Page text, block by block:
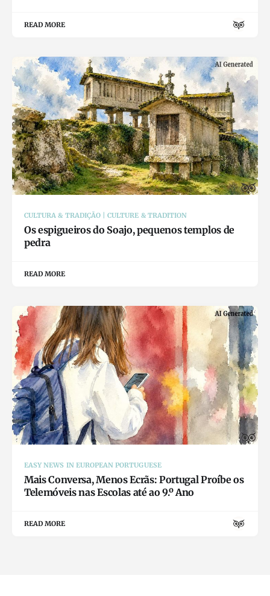
READ MORE
CULTURA & TRADIÇÃO | CULTURE & TRADITION
Os espigueiros do Soajo, pequenos templos de
pedra
READ MORE
EASY NEWS IN EUROPEAN PORTUGUESE
Mais Conversa, Menos Ecrãs: Portugal Proíbe os
Telemóveis nas Escolas até ao 9.º Ano
READ MORE